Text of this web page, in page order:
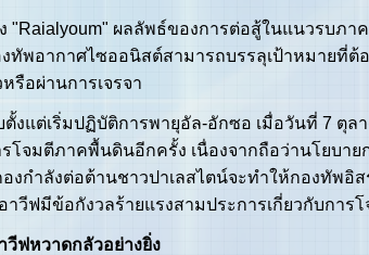
ผลลัพธ์ของการต่อสู้ในแนวรบภาค
ทัพอากาศไซออนิสต์สามารถบรรลุเป้าหมายที่
หรือผ่านการเจรจา
แต่เริ่มปฏิบัติการพายุอัล-อักซอ เมื่อวันที่ 7 ตุล
โจมตีภาคพื้นดินอีกครั้ง เนื่องจากถือว่านโยบา
งกำลังต่อต้านชาวปาเลสไตน์จะทำให้กองทัพอิส
าวีฟมีข้อกังวลร้ายแรงสามประการเกี่ยวกับกา
ฟหวาดกลัวอย่างยิ่ง